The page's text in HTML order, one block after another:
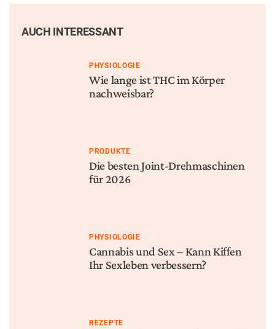
AUCH INTERESSANT
PHYSIOLOGIE
Wie lange ist THC im Körper
nachweisbar?
PRODUKTE
Die besten Joint-Drehmaschinen
für 2026
PHYSIOLOGIE
Cannabis und Sex – Kann Kiffen
Ihr Sexleben verbessern?
REZEPTE